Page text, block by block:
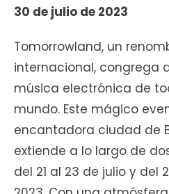
30 de julio de 2023
Tomorrowland, un
internacional, congrega
música electrónica de
mundo. Este mágico
encantadora ciudad de
extiende a lo largo de
del 21 al 23 de julio y del